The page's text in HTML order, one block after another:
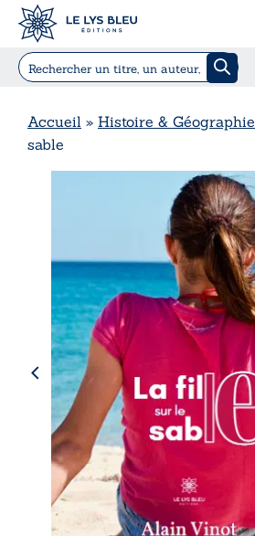
Accueil » Histoire & Géographie
sable